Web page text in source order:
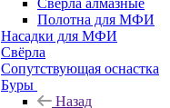
Сверла алмазные
Полотна для МФИ
Насадки для МФИ
Свёрла
Сопутствующая оснастка
Буры
Назад